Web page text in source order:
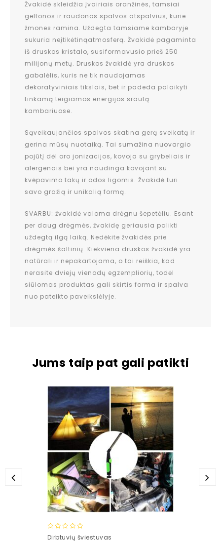
Žvakidė skleidžia įvairiais oranžinės, tamsiai
geltonos ir raudonos spalvos atspalvius, kurie
žmones ramina. Uždegta tamsiame kambaryje
sukuria neįtikėtinąatmosferą. Žvakidė pagaminta
iš druskos kristalo, susiformavusio prieš 250
milijonų metų. Druskos žvakidė yra druskos
gabalėlis, kuris ne tik naudojamas
dekoratyviniais tikslais, bet ir padeda palaikyti
tinkamą teigiamos energijos srautą
kambariuose.
Sąveikaujančios spalvos skatina gerą sveikatą ir
gerina mūsų nuotaiką. Tai sumažina nuovargio
pojūtį dėl oro jonizacijos, kovoja su grybeliais ir
alergenais bei yra naudinga kovojant su
kvėpavimo takų ir odos ligomis. Žvakidė turi
savo gražią ir unikalią formą.
SVARBU: žvakidė valoma drėgnu šepetėliu. Esant
per daug drėgmės, žvakidę geriausia palikti
uždegtą ilgą laiką. Nedėkite žvakidės prie
drėgmės šaltinių. Kiekviena druskos žvakidė yra
natūrali ir nepakartojama, o tai reiškia, kad
nerasite dviejų vienodų egzempliorių, todėl
siūlomas produktas gali skirtis forma ir spalva
nuo pateikto paveikslėlyje.
Jums taip pat gali patikti
0
Dirbtuvių šviestuvas